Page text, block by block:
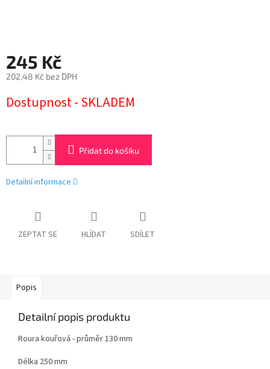
245 Kč
202,48 Kč bez DPH
cena:
Dostupnost - SKLADEM
Přidat do košíku
Detailní informace
ZEPTAT SE HLÍDAT SDÍLET
Popis
Detailní popis produktu
Roura kouřová - průměr 130 mm
Délka 250 mm